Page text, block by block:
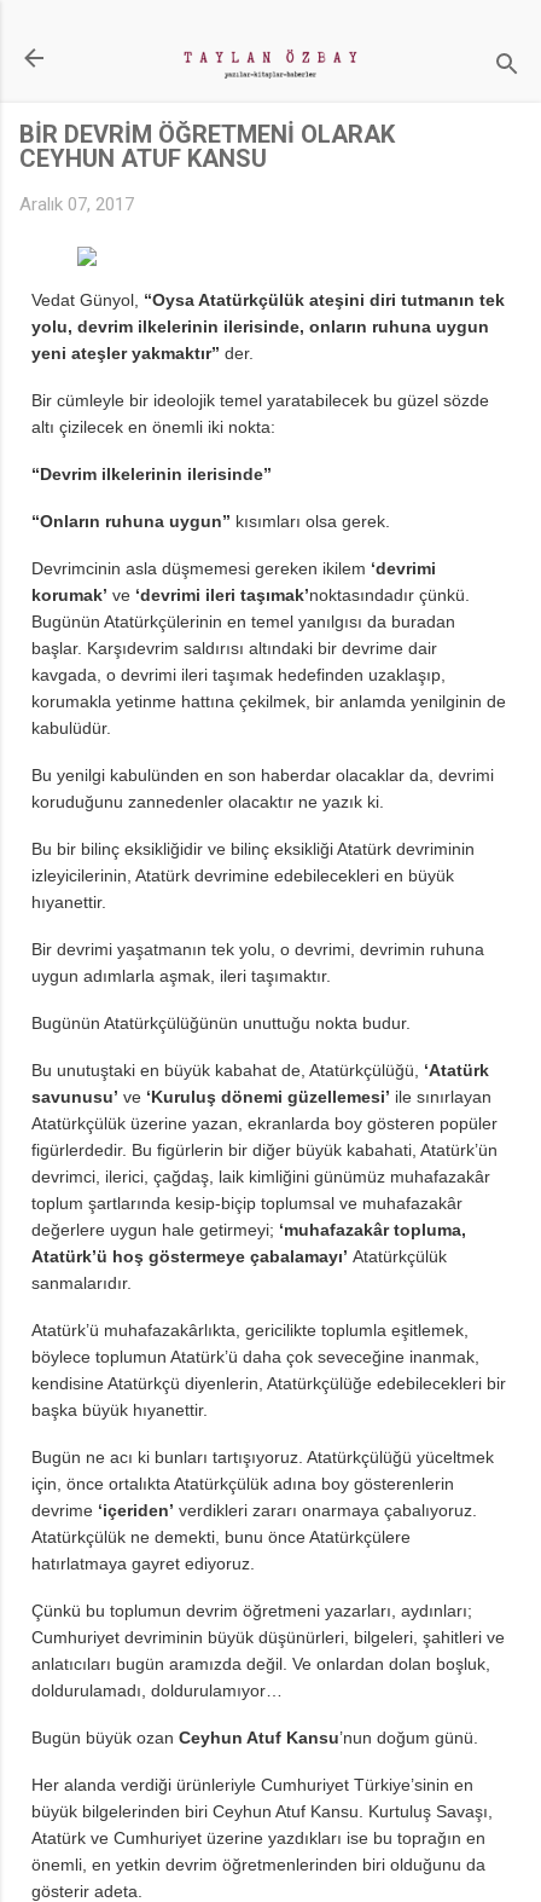
BİR DEVRİM ÖĞRETMENİ OLARAK
CEYHUN ATUF KANSU
Aralık 07, 2017
Vedat Günyol, “Oysa Atatürkçülük ateşini diri tutmanın tek
yolu, devrim ilkelerinin ilerisinde, onların ruhuna uygun
yeni ateşler yakmaktır” der.
Bir cümleyle bir ideolojik temel yaratabilecek bu güzel sözde
altı çizilecek en önemli iki nokta:
“Devrim ilkelerinin ilerisinde”
“Onların ruhuna uygun” kısımları olsa gerek.
Devrimcinin asla düşmemesi gereken ikilem ‘devrimi
korumak’ ve ‘devrimi ileri taşımak’noktasındadır çünkü.
Bugünün Atatürkçülerinin en temel yanılgısı da buradan
başlar. Karşıdevrim saldırısı altındaki bir devrime dair
kavgada, o devrimi ileri taşımak hedefinden uzaklaşıp,
korumakla yetinme hattına çekilmek, bir anlamda yenilginin de
kabulüdür.
Bu yenilgi kabulünden en son haberdar olacaklar da, devrimi
koruduğunu zannedenler olacaktır ne yazık ki.
Bu bir bilinç eksikliğidir ve bilinç eksikliği Atatürk devriminin
izleyicilerinin, Atatürk devrimine edebilecekleri en büyük
hıyanettir.
Bir devrimi yaşatmanın tek yolu, o devrimi, devrimin ruhuna
uygun adımlarla aşmak, ileri taşımaktır.
Bugünün Atatürkçülüğünün unuttuğu nokta budur.
Bu unutuştaki en büyük kabahat de, Atatürkçülüğü, ‘Atatürk
savunusu’ ve ‘Kuruluş dönemi güzellemesi’ ile sınırlayan
Atatürkçülük üzerine yazan, ekranlarda boy gösteren popüler
figürlerdedir. Bu figürlerin bir diğer büyük kabahati, Atatürk’ün
devrimci, ilerici, çağdaş, laik kimliğini günümüz muhafazakâr
toplum şartlarında kesip-biçip toplumsal ve muhafazakâr
değerlere uygun hale getirmeyi; ‘muhafazakâr topluma,
Atatürk’ü hoş göstermeye çabalamayı’ Atatürkçülük
sanmalarıdır.
Atatürk’ü muhafazakârlıkta, gericilikte toplumla eşitlemek,
böylece toplumun Atatürk’ü daha çok seveceğine inanmak,
kendisine Atatürkçü diyenlerin, Atatürkçülüğe edebilecekleri bir
başka büyük hıyanettir.
Bugün ne acı ki bunları tartışıyoruz. Atatürkçülüğü yüceltmek
için, önce ortalıkta Atatürkçülük adına boy gösterenlerin
devrime ‘içeriden’ verdikleri zararı onarmaya çabalıyoruz.
Atatürkçülük ne demekti, bunu önce Atatürkçülere
hatırlatmaya gayret ediyoruz.
Çünkü bu toplumun devrim öğretmeni yazarları, aydınları;
Cumhuriyet devriminin büyük düşünürleri, bilgeleri, şahitleri ve
anlatıcıları bugün aramızda değil. Ve onlardan dolan boşluk,
doldurulamadı, doldurulamıyor…
Bugün büyük ozan Ceyhun Atuf Kansu’nun doğum günü.
Her alanda verdiği ürünleriyle Cumhuriyet Türkiye’sinin en
büyük bilgelerinden biri Ceyhun Atuf Kansu. Kurtuluş Savaşı,
Atatürk ve Cumhuriyet üzerine yazdıkları ise bu toprağın en
önemli, en yetkin devrim öğretmenlerinden biri olduğunu da
gösterir adeta.